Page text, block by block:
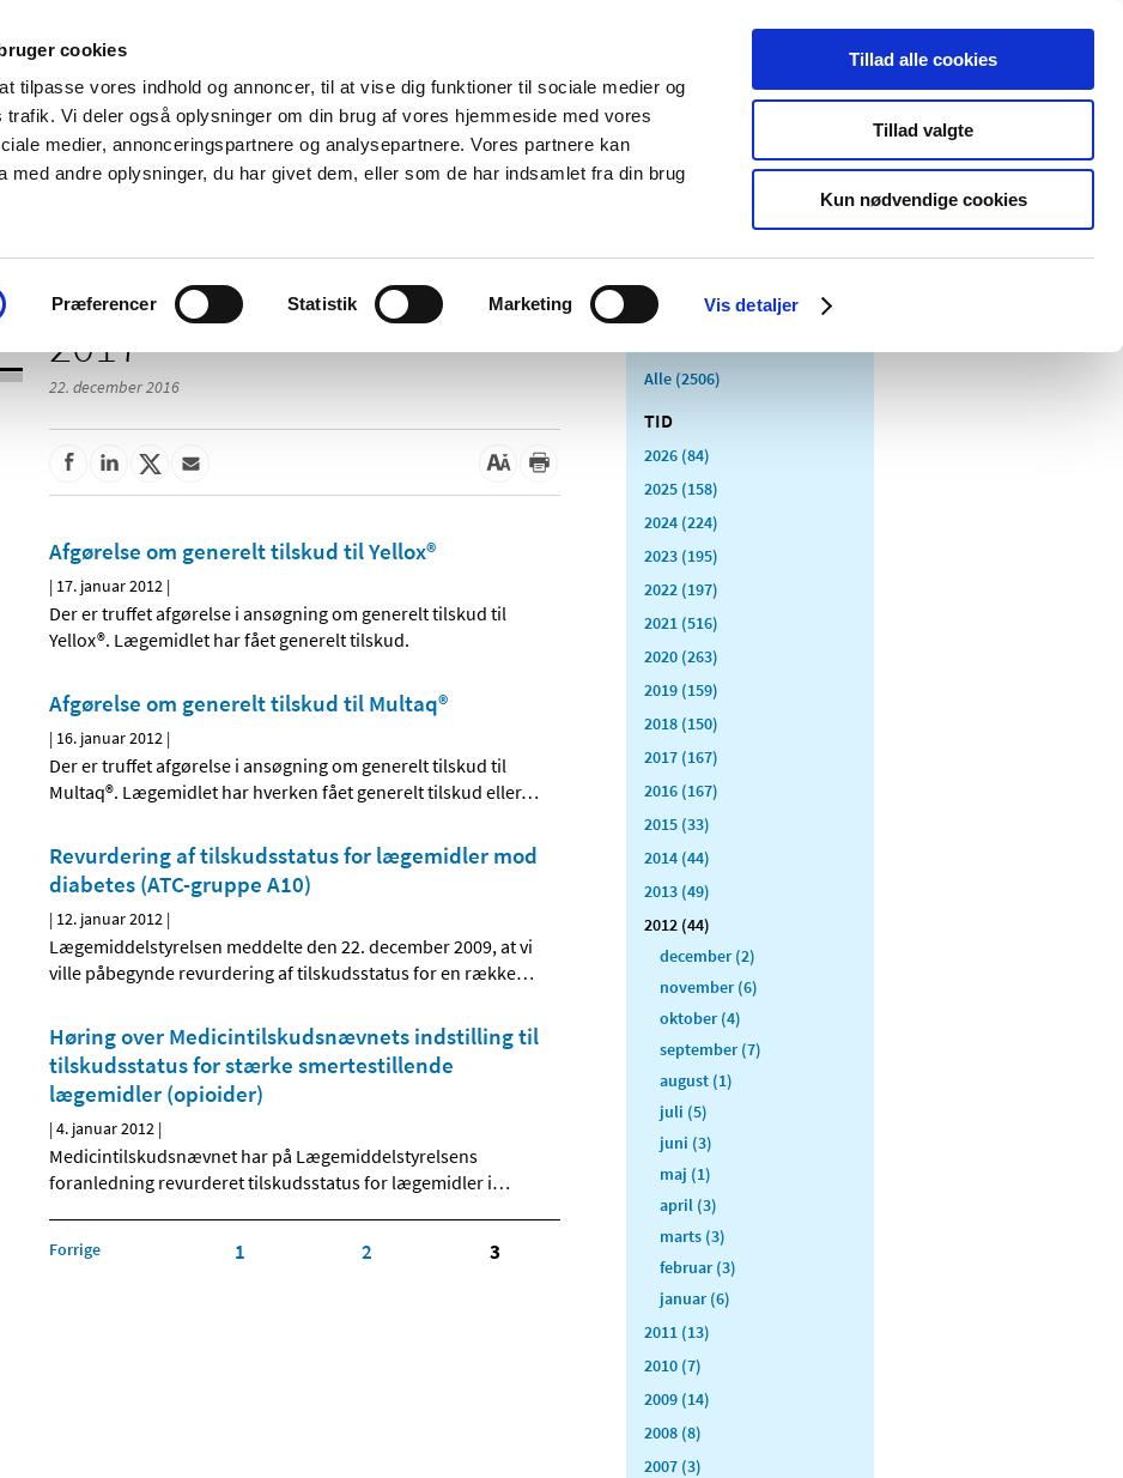
cookies
tilpasse vores indhold og annoncer, til at vise dig funktioner til sociale medier og
Vi deler også oplysninger om din brug af vores hjemmeside med vores
medier, annonceringspartnere og analysepartnere. Vores partnere kan
med andre oplysninger, du har givet dem, eller som de har indsamlet fra din brug
Præferencer Statistik Marketing Vis detaljer
Tillad alle cookies
Tillad valgte
Kun nødvendige cookies
Nyheder Om os Kontakt Udgivelser
og
Tilskud og
Apoteker og salg af
Medicinsk
Særlige
produktområder
2017
22. december 2016
Afgørelse om generelt tilskud til Yellox®
| 17. januar 2012 |
Der er truffet afgørelse i ansøgning om generelt tilskud til
Yellox®. Lægemidlet har fået generelt tilskud.
Afgørelse om generelt tilskud til Multaq®
| 16. januar 2012 |
Der er truffet afgørelse i ansøgning om generelt tilskud til
Multaq®. Lægemidlet har hverken fået generelt tilskud eller…
Revurdering af tilskudsstatus for lægemidler mod
diabetes (ATC-gruppe A10)
| 12. januar 2012 |
Lægemiddelstyrelsen meddelte den 22. december 2009, at vi
ville påbegynde revurdering af tilskudsstatus for en række…
Høring over Medicintilskudsnævnets indstilling til
tilskudsstatus for stærke smertestillende
lægemidler (opioider)
|4. januar 2012 |
Medicintilskudsnævnet har på Lægemiddelstyrelsens
foranledning revurderet tilskudsstatus for lægemidler i…
Forrige 1 2 3
Alle (2506)
TID
2026 (84)
2025 (158)
2024 (224)
2023 (195)
2022 (197)
2021 (516)
2020 (263)
2019 (159)
2018 (150)
2017 (167)
2016 (167)
2015 (33)
2014 (44)
2013 (49)
2012 (44)
december (2)
november (6)
oktober (4)
september (7)
august (1)
juli (5)
juni (3)
maj (1)
april (3)
marts (3)
februar (3)
januar (6)
2011 (13)
2010 (7)
2009 (14)
2008 (8)
2007 (3)